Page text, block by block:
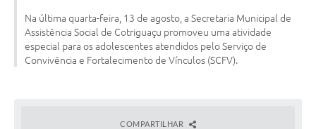
Turismo
Obras
Na última quarta-feira, 13 de agosto, a Secretaria Municipal de
Assistência Social de Cotriguaçu promoveu uma atividade
especial para os adolescentes atendidos pelo Serviço de
Convivência e Fortalecimento de Vínculos (SCFV).
COMPARTILHAR